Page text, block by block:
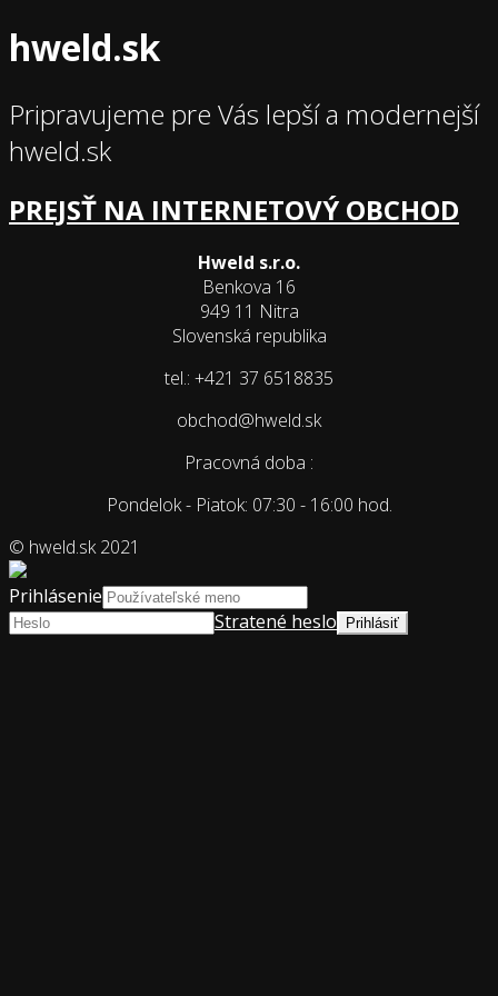
hweld.sk
Pripravujeme pre Vás lepší a modernejší
hweld.sk
PREJSŤ NA INTERNETOVÝ OBCHOD
Hweld s.r.o.
Benkova 16
949 11 Nitra
Slovenská republika
tel.: +421 37 6518835
obchod@hweld.sk
Pracovná doba :
Pondelok - Piatok: 07:30 - 16:00 hod.
© hweld.sk 2021
Prihlásenie
Stratené heslo